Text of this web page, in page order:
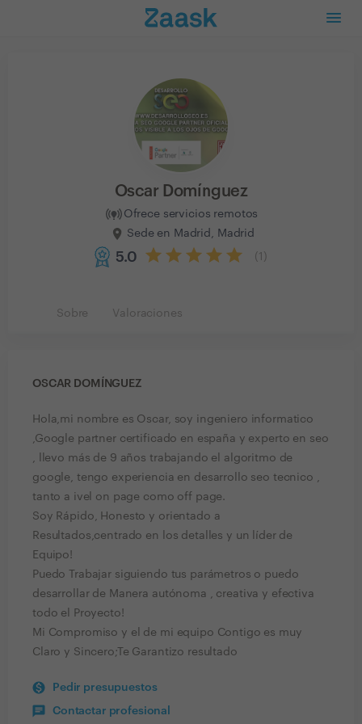
Oscar Domínguez
Ofrece servicios remotos
Sede en Madrid, Madrid
5.0 1
Sobre Valoraciones
OSCAR DOMÍNGUEZ
Hola,mi nombre es Oscar, soy ingeniero informatico
,Google partner certificado en españa y experto en seo
, llevo más de 9 años trabajando el algoritmo de
google, tengo experiencia en desarrollo seo tecnico ,
tanto a ivel on page como off page.
Soy Rápido, Honesto y orientado a
Resultados,centrado en los detalles y un líder de
Equipo!
Puedo Trabajar siguiendo tus parámetros o puedo
desarrollar de Manera autónoma , creativa y efectiva
todo el Proyecto!
Mi Compromiso y el de mi equipo Contigo es muy
Claro y Sincero;Te Garantizo resultado
Pedir presupuestos
Contactar profesional